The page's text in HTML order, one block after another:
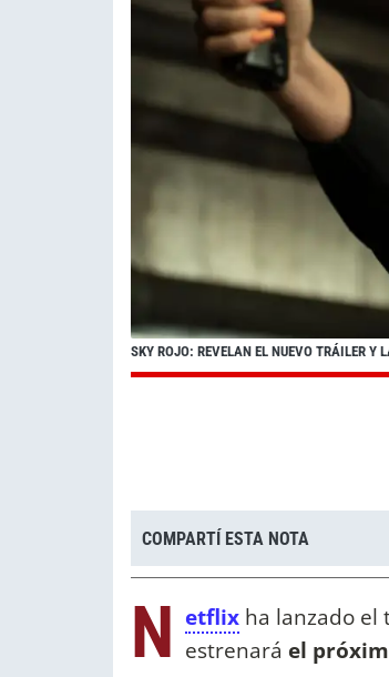
SKY ROJO: REVELAN EL NUEVO TRÁILER Y
COMPARTÍ ESTA NOTA
N etflix ha lanzado el
estrenará el